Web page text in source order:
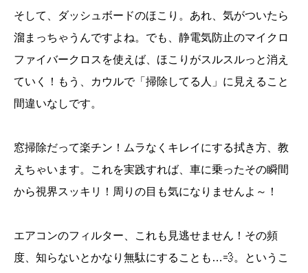
そして、ダッシュボードのほこり。あれ、気がついたら
溜まっちゃうんですよね。でも、静電気防止のマイクロ
ファイバークロスを使えば、ほこりがスルスルっと消え
ていく！もう、カウルで「掃除してる人」に見えること
間違いなしです。
窓掃除だって楽チン！ムラなくキレイにする拭き方、教
えちゃいます。これを実践すれば、車に乗ったその瞬間
から視界スッキリ！周りの目も気になりませんよ～！
エアコンのフィルター、これも見逃せません！その頻
度、知らないとかなり無駄にすることも…💨。というこ